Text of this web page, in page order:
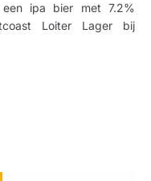
ipa bier met 7.2%
Loiter Lager bij